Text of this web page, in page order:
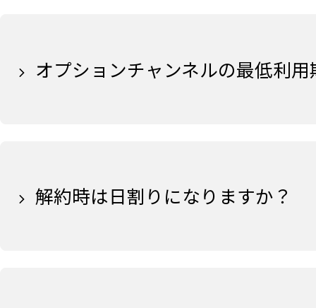
オプションチャンネルの最低利
解約時は日割りになりますか？